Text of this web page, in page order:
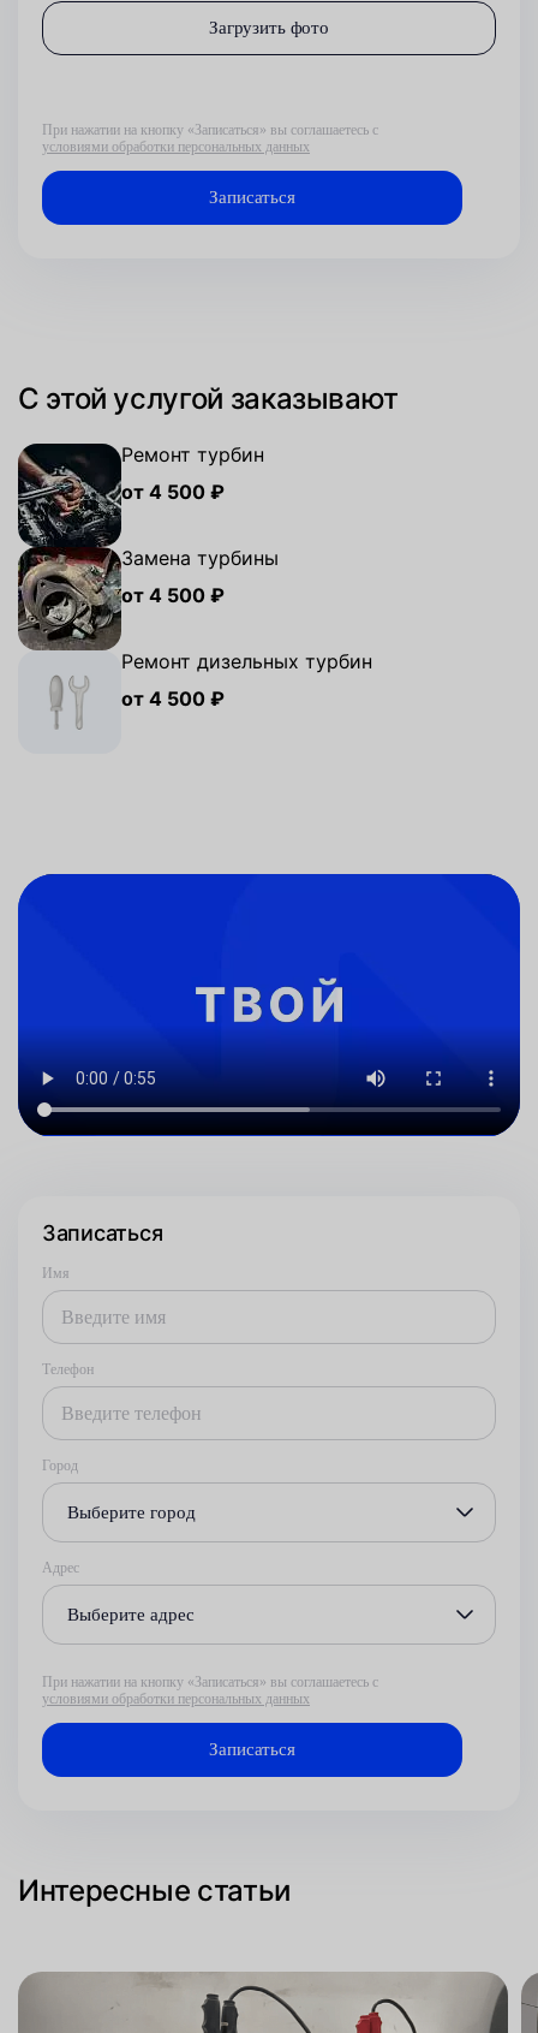
Загрузить фото
При нажатии на кнопку «Записаться» вы соглашаетесь с
условиями обработки персональных данных
С этой услугой заказывают
Ремонт турбин
от 4 500 ₽
Замена турбины
от 4 500 ₽
Ремонт дизельных турбин
от 4 500 ₽
Записаться
Имя
Телефон
Город
Выберите город
Адрес
Выберите адрес
При нажатии на кнопку «Записаться» вы соглашаетесь с
условиями обработки персональных данных
Интересные статьи